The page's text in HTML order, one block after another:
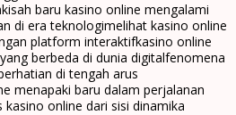
kisah baru kasino online mengalami
di era teknologimelihat kasino online
platform interaktifkasino online
berbeda di dunia digitalfenomena
di tengah arus
menapaki baru dalam perjalanan
kasino online dari sisi dinamika